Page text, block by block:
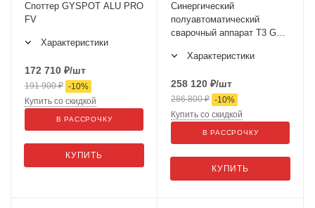
Споттер GYSPOT ALU PRO
FV
Характеристики
172 710 ₽/шт
191 900₽ -10%
КУПИТЬ
Купить со скидкой
В РАССРОЧКУ
Синергический
полуавтоматический
сварочный аппарат T3 GYS
Характеристики
258 120 ₽/шт
286 800₽ -10%
КУПИТЬ
Купить со скидкой
В РАССРОЧКУ